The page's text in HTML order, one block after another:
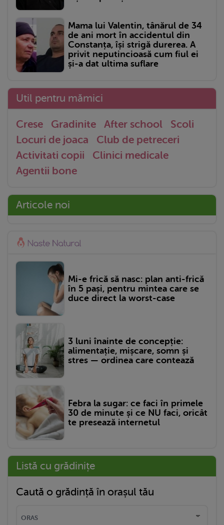
Mama lui Valentin, tânărul de 34
de ani mort în accidentul din
Constanța, își strigă durerea. A
privit neputincioasă cum fiul ei
și-a dat ultima suflare
Util pentru mămici
Crese Gradinite After school
Scoli
Locuri de joaca
Club de petreceri
Activitati copii
Clinici medicale
Agentii bone
Articole noi
Mi-e frică să nasc: plan anti-frică
în 5 pași, pentru mintea care se
duce direct la worst-case
3 luni înainte de concepție:
alimentație, mișcare, somn și
stres — ordinea care contează
Febra la sugar: ce faci în primele
30 de minute și ce NU faci, oricât
te presează internetul
Listă cu grădinițe
Caută o grădință în orașul tău